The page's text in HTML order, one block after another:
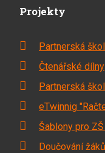
Projekty
Partnerská
Čtenářské dílny
Partnerská
eTwinnig
Šablony pro
Doučování žáků